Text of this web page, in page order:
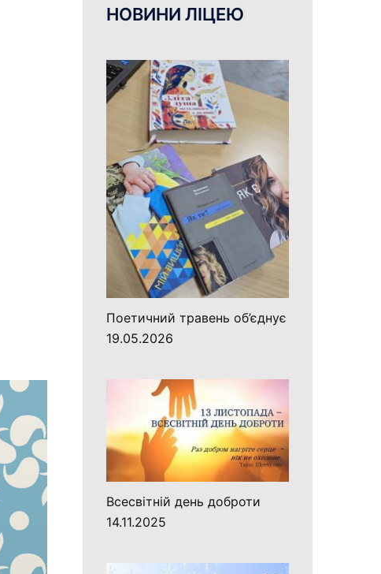
НОВИНИ ЛІЦЕЮ
Поетичний травень об’єднує
19.05.2026
Всесвітній день доброти
14.11.2025